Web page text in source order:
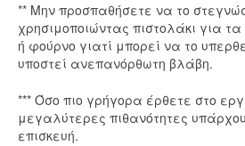
** Μην προσπαθήσετε να το
χρησιμοποιώντας πιστολάκι για
ή φούρνο γιατί μπορεί να το
υποστεί ανεπανόρθωτη βλάβη.
*** Όσο πιο γρήγορα έρθετε στο
μεγαλύτερες πιθανότητες
επισκευή.